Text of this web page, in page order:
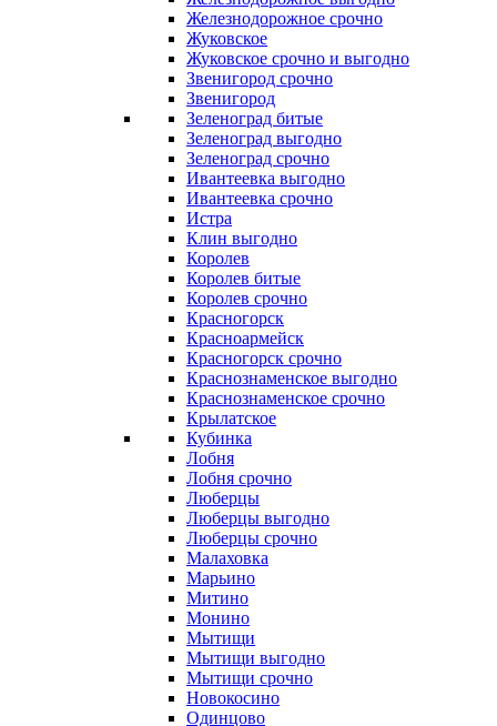
Железнодорожное срочно
Жуковское
Жуковское срочно и выгодно
Звенигород срочно
Звенигород
Зеленоград битые
Зеленоград выгодно
Зеленоград срочно
Ивантеевка выгодно
Ивантеевка срочно
Истра
Клин выгодно
Королев
Королев битые
Королев срочно
Красногорск
Красноармейск
Красногорск срочно
Краснознаменское выгодно
Краснознаменское срочно
Крылатское
Кубинка
Лобня
Лобня срочно
Люберцы
Люберцы выгодно
Люберцы срочно
Малаховка
Марьино
Митино
Монино
Мытищи
Мытищи выгодно
Мытищи срочно
Новокосино
Одинцово